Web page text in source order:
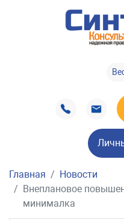
Главная
Новости
Внеплановое
минималка